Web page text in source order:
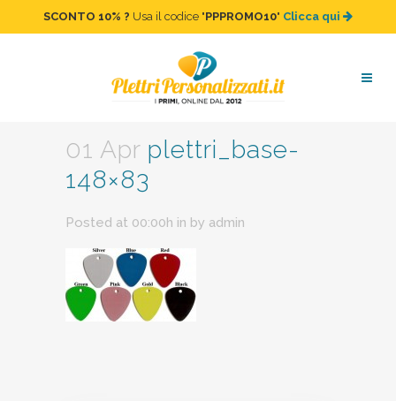
SCONTO 10% ? Usa il codice "PPPROMO10" Clicca qui
plettri_base-148×83
01 Apr plettri_base-
148×83
Posted at 00:00h in by admin